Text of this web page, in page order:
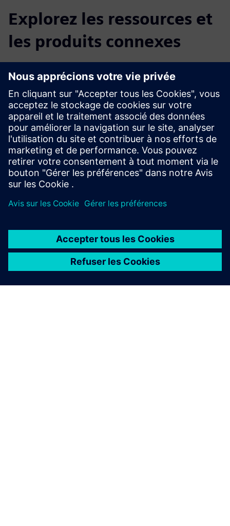
Explorez les ressources et
les produits connexes
Renseignements et ressources
supplémentaires
Référence : Parc à thème néerlandais Toverland
Conditions préalables
N/A